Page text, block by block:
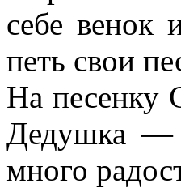
себе венок
петь свои
На песенку
Дедушка —
много